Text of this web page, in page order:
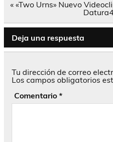
Navegación
« «Two Urns» Nuevo
Deja una respuesta
Tu dirección de correo
Los campos obligatorios
Comentario *